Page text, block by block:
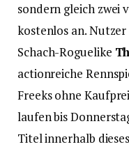
sondern gleich zwei
kostenlos an.
Schach-Roguelike
actionreiche
Freeks ohne
laufen bis
Titel innerhalb